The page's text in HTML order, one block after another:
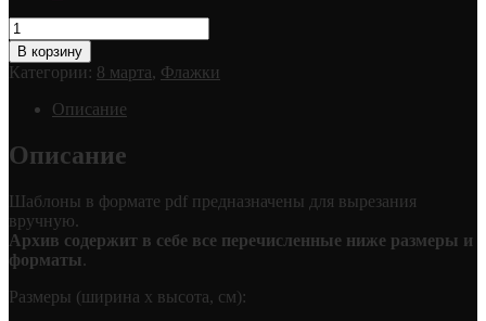
Количество
товара
Флажки
"С
МАРТА!"
В корзину
Категории: 8 марта, Флажки
Описание
Описание
Шаблоны в формате pdf предназначены для вырезания
вручную.
Архив содержит в себе все перечисленные ниже размеры и
форматы.
Размеры (ширина х высота, см):